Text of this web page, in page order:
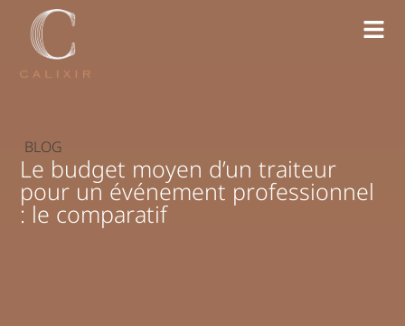
BLOG
Le budget moyen d’un traiteur
pour un événement professionnel
: le comparatif